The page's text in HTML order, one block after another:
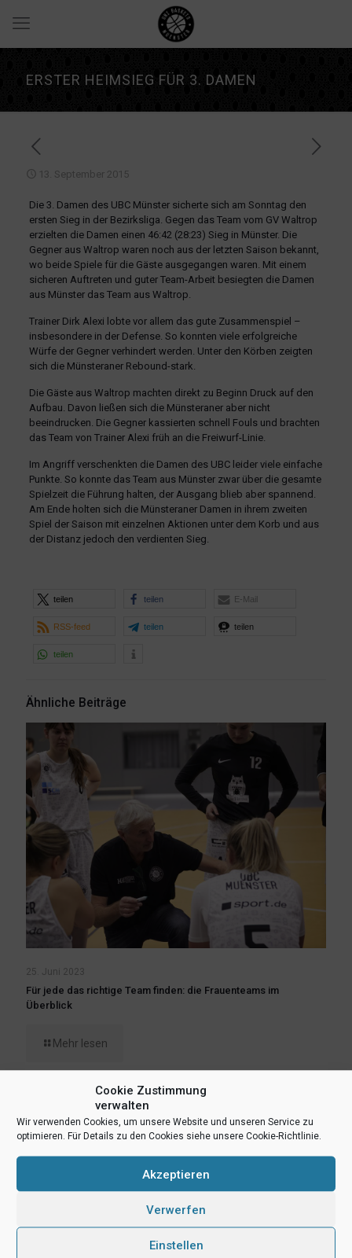
Cookie Zustimmung
verwalten
Wir verwenden Cookies, um unsere Website und unseren Service zu
optimieren. Für Details zu den Cookies siehe unsere Cookie-Richtlinie.
Akzeptieren
Verwerfen
Einstellen
ERSTER HEIMSIEG FÜR 3. DAMEN
13. September 2015
Die 3. Damen des UBC Münster sicherte sich am Sonntag den
ersten Sieg in der Bezirksliga. Gegen das Team vom GV Waltrop
erzielten die Damen einen 46:42 (28:23) Sieg in Münster. Die
Gegner aus Waltrop waren noch aus der letzten Saison bekannt,
wo beide Spiele für die Gäste ausgegangen waren. Mit einem
sicheren Auftreten und guter Team-Arbeit besiegten die Damen
aus Münster das Team aus Waltrop.
Trainer Dirk Alexi lobte vor allem das gute Zusammenspiel –
insbesondere in der Defense. So konnten viele erfolgreiche
Würfe der Gegner verhindert werden. Unter den Körben zeigten
sich die Münsteraner Rebound-stark.
Die Gäste aus Waltrop machten direkt zu Beginn Druck auf den
Aufbau. Davon ließen sich die Münsteraner aber nicht
beeindrucken. Die Gegner kassierten schnell Fouls und brachten
das Team von Trainer Alexi früh an die Freiwurf-Linie.
Im Angriff verschenkten die Damen des UBC leider viele einfache
Punkte. So konnte das Team aus Münster zwar über die gesamte
Spielzeit die Führung halten, der Ausgang blieb aber spannend.
Am Ende holten sich die Münsteraner Damen in ihrem zweiten
Spiel der Saison mit einzelnen Aktionen unter dem Korb und aus
der Distanz jedoch den verdienten Sieg.
teilen teilen E-Mail
RSS-feed teilen teilen
teilen
Ähnliche Beiträge
25. Juni 2023
Für jede das richtige Team finden: die Frauenteams im
Überblick
Mehr lesen